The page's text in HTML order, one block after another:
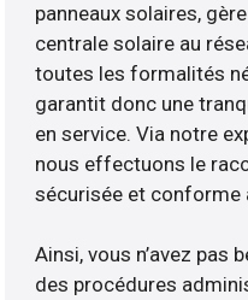
panneaux solaires,
centrale solaire au
toutes les formalités
garantit donc une
en service. Via notre
nous effectuons le
sécurisée et conforme
Ainsi, vous n’avez pas
des procédures